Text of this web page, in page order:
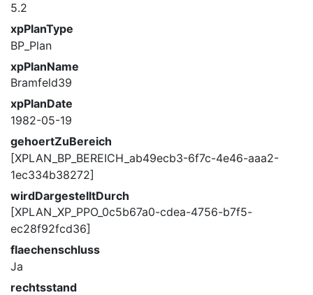
5.2
xpPlanType
BP_Plan
xpPlanName
Bramfeld39
xpPlanDate
1982-05-19
gehoertZuBereich
[XPLAN_BP_BEREICH_ab49ecb3-6f7c-4e46-aaa2-
1ec334b38272]
wirdDargestelltDurch
[XPLAN_XP_PPO_0c5b67a0-cdea-4756-b7f5-
ec28f92fcd36]
flaechenschluss
Ja
rechtsstand